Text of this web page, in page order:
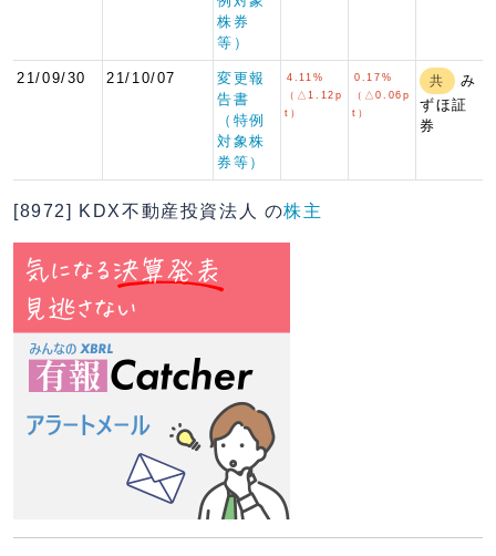
株券
等）
21/09/30 21/10/07
変更報
告書
（特例
対象株
券等）
4.11%
（△1.12p
t）
0.17%
（△0.06p
t）
共
み
ずほ証
券
[8972] KDX不動産投資法人 の株主